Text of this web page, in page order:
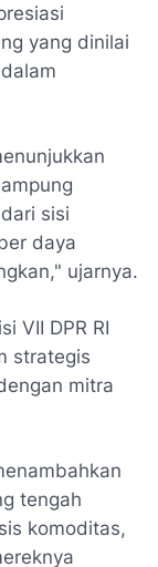
yang dinilai
sisi
daya
ujarnya.
VII DPR RI
strategis
mitra
tengah
komoditas,